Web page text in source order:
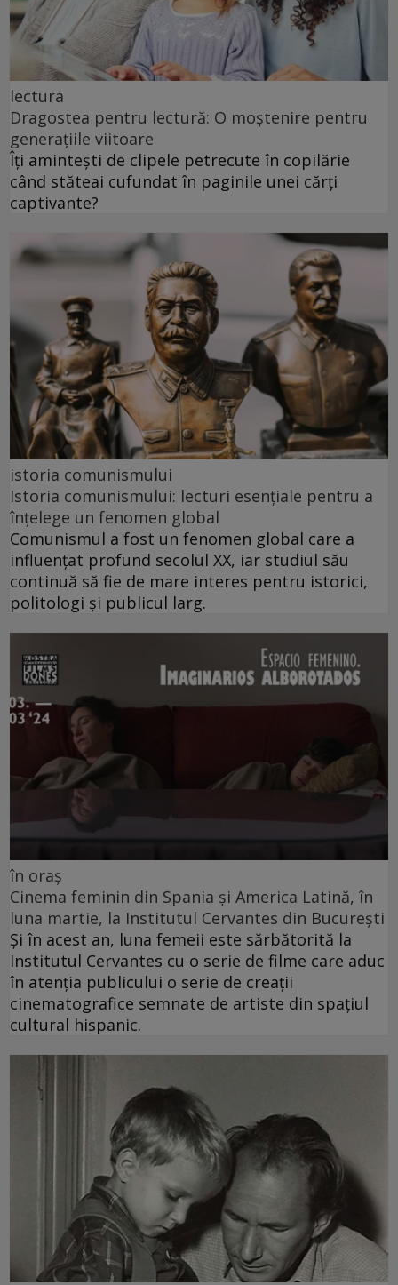
lectura
Dragostea pentru lectură: O moștenire pentru
generațiile viitoare
Îți amintești de clipele petrecute în copilărie
când stăteai cufundat în paginile unei cărți
captivante?
istoria comunismului
Istoria comunismului: lecturi esențiale pentru a
înțelege un fenomen global
Comunismul a fost un fenomen global care a
influențat profund secolul XX, iar studiul său
continuă să fie de mare interes pentru istorici,
politologi și publicul larg.
în oraș
Cinema feminin din Spania și America Latină, în
luna martie, la Institutul Cervantes din București
Și în acest an, luna femeii este sărbătorită la
Institutul Cervantes cu o serie de filme care aduc
în atenția publicului o serie de creații
cinematografice semnate de artiste din spațiul
cultural hispanic.